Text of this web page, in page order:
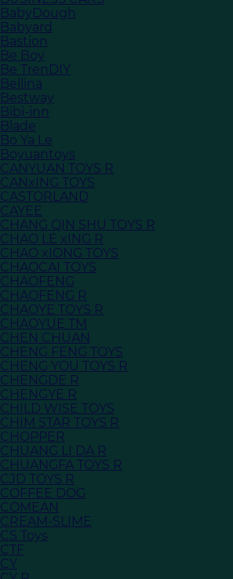
BabyDough
Babyard
Bastion
Be Boy
Be TrenDIY
Bellina
Bestway
Bibi-inn
Blade
Bo Ya Le
Boyuantoys
CANYUAN TOYS R
CANxING TOYS
CASTORLAND
CAYEE
CHANG QIN SHU TOYS R
CHAO LE xING R
CHAO xIONG TOYS
CHAOCAI TOYS
CHAOFENG
CHAOFENG R
CHAOYE TOYS R
CHAOYUE TM
CHEN CHUAN
CHENG FENG TOYS
CHENG YOU TOYS R
CHENGDE R
CHENGYE R
CHILD WISE TOYS
CHIM STAR TOYS R
CHOPPER
CHUANG LI DA R
CHUANGFA TOYS R
CJD TOYS R
COFFEE DOG
COMEAN
CREAM-SLIME
CS Toys
CTF
CY